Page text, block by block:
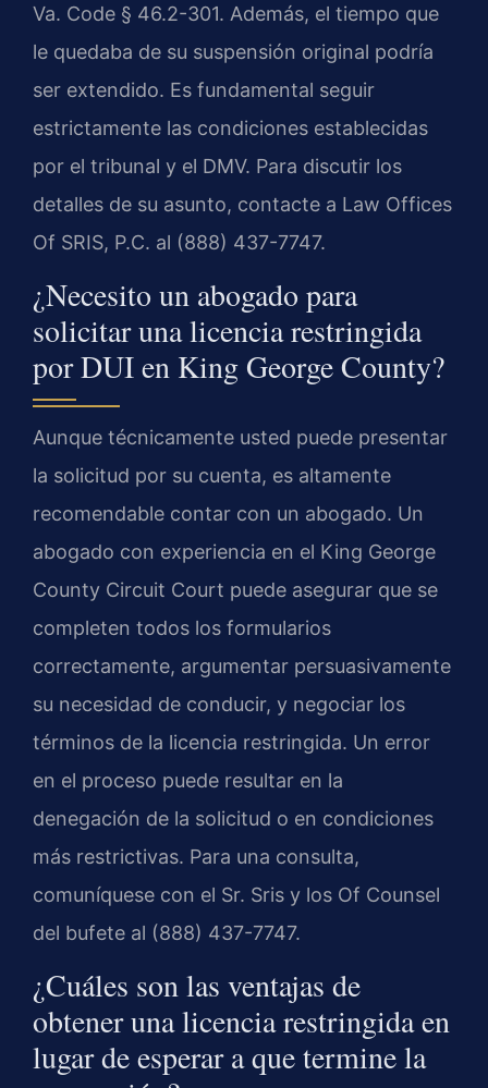
Va. Code § 46.2-301. Además, el tiempo que
le quedaba de su suspensión original podría
ser extendido. Es fundamental seguir
estrictamente las condiciones establecidas
por el tribunal y el DMV. Para discutir los
detalles de su asunto, contacte a Law Offices
Of SRIS, P.C. al (888) 437-7747.
¿Necesito un abogado para
solicitar una licencia restringida
por DUI en King George County?
Aunque técnicamente usted puede presentar
la solicitud por su cuenta, es altamente
recomendable contar con un abogado. Un
abogado con experiencia en el King George
County Circuit Court puede asegurar que se
completen todos los formularios
correctamente, argumentar persuasivamente
su necesidad de conducir, y negociar los
términos de la licencia restringida. Un error
en el proceso puede resultar en la
denegación de la solicitud o en condiciones
más restrictivas. Para una consulta,
comuníquese con el Sr. Sris y los Of Counsel
del bufete al (888) 437-7747.
¿Cuáles son las ventajas de
obtener una licencia restringida en
lugar de esperar a que termine la